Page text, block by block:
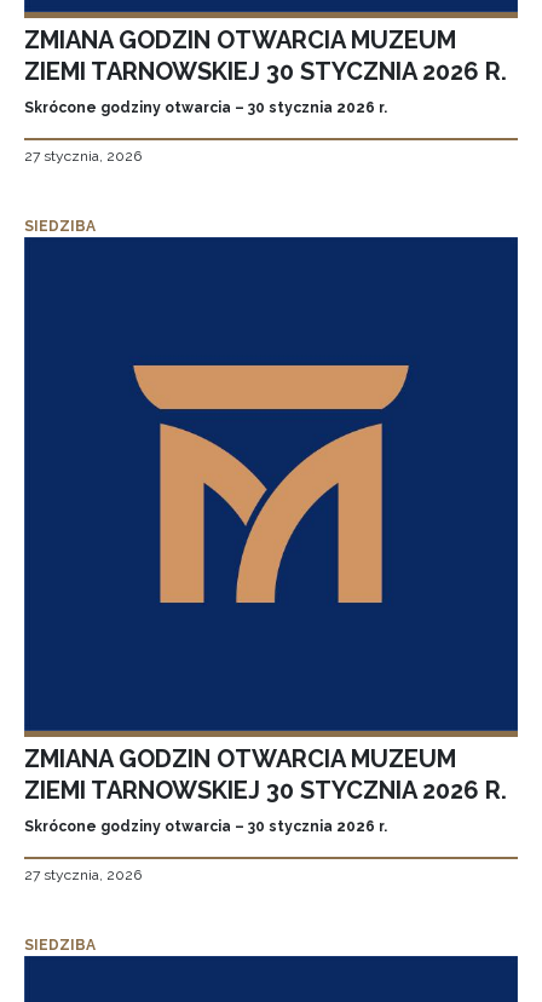
ZMIANA GODZIN OTWARCIA MUZEUM
ZIEMI TARNOWSKIEJ 30 STYCZNIA 2026 R.
Skrócone godziny otwarcia – 30 stycznia 2026 r.
27 stycznia, 2026
SIEDZIBA
ZMIANA GODZIN OTWARCIA MUZEUM
ZIEMI TARNOWSKIEJ 30 STYCZNIA 2026 R.
Skrócone godziny otwarcia – 30 stycznia 2026 r.
27 stycznia, 2026
SIEDZIBA